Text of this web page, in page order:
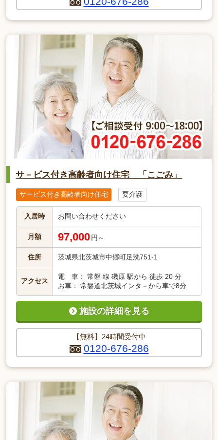
サ－ビス付き高齢者向け住宅 「こごみ」
サービス付き高齢者向け住宅 要介護
入居時 お問い合わせください
月額 97,000 円～
住所 茨城県北茨城市中郷町足洗751-1
アクセス
電 車： 常磐 線 磯原 駅から 徒歩 20 分
お車： 常磐道北茨城インタ－から車で8分
【無料】24時間受付中
0120-676-286
施設の詳細を見る